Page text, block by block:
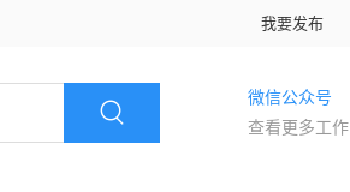
我要发布
微信公众号
查看更多工作